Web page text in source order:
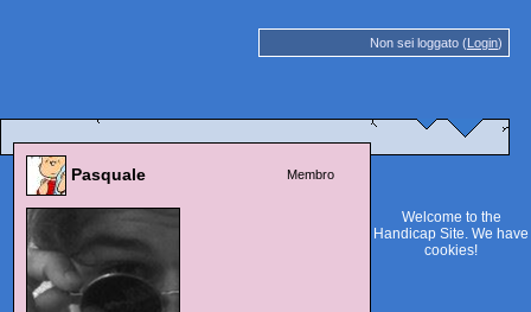
Non sei loggato (Login)
Pasquale Membro
Welcome to the
Handicap Site. We have
cookies!